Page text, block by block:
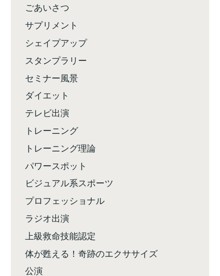
ごあいさつ
サプリメント
シェイプアップ
スタンプラリー
セミナー風景
ダイエット
テレビ出演
トレーニング
トレーニング理論
パワースポット
ビジュアル系スポーツ
プロフェッショナル
ラジオ出演
上級救命技能認定
体が甦える！奇跡のエクササイズ
公演